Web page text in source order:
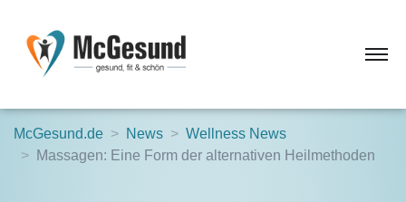
McGesund.de News
Wellness News
Massagen: Eine Form der alternativen Heilmethoden